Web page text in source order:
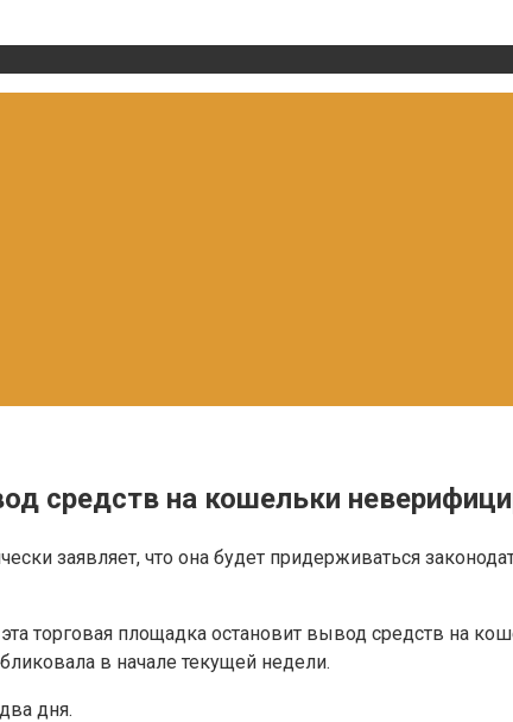
средств на кошельки
заявляет, что она будет придерживаться
торговая площадка остановит вывод средств на
в начале текущей недели.
дня.